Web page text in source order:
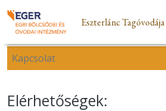
Eszterlánc Tagóvodája
Kapcsolat
Elérhetőségek: